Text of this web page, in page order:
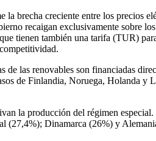
creciente entre los precios
recaigan exclusivamente sobre
tienen también una tarifa (TUR)
las renovables son financiadas
de Finlandia, Noruega, Holanda y
la producción del régimen
(27,4%); Dinamarca (26%) y